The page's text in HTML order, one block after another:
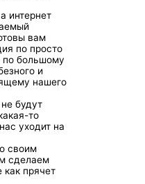
интернет
вам
по просто
по большому
и
нашего
будут
то
уходит на
своим
сделаем
прячет